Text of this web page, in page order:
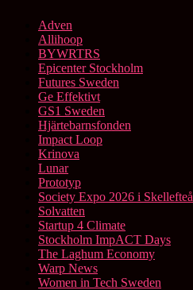
Adven
Allihoop
BYWRTRS
Epicenter Stockholm
Futures Sweden
Ge Effektivt
GS1 Sweden
Hjärtebarnsfonden
Impact Loop
Krinova
Lunar
Prototyp
Society Expo 2026 i Skellefteå
Solvatten
Startup 4 Climate
Stockholm ImpACT Days
The Laghum Economy
Warp News
Women in Tech Sweden